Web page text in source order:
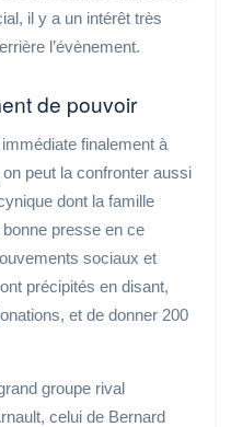
il y a un intérêt très
l’évènement.
de pouvoir
finalement à
peut la confronter aussi
dont la famille
bonne presse en ce
sociaux et
précipités en disant,
et de donner 200
groupe rival
celui de Bernard